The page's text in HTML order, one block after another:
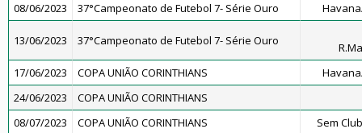
08/06/2023
37°Campeonato de Futebol 7- Série Ouro
13/06/2023 37°Campeonato de Futebol 7- Série Ouro
17/06/2023
COPA UNIÃO CORINTHIANS
24/06/2023
COPA UNIÃO CORINTHIANS
08/07/2023
COPA UNIÃO CORINTHIANS
Sem